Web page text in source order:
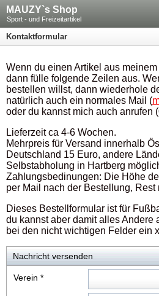
MAUZY`s Shop
Sport - und Freizeitartikel
Kontaktformular
Wenn du einen Artikel aus
dann fülle folgende Zeilen aus.
bestellen willst, dann wiederhole
natürlich auch ein normales Mail (
oder du kannst mich auch anrufen
Lieferzeit ca 4-6 Wochen.
Mehrpreis für Versand innerhalb
Deutschland 15 Euro, andere
Selbstabholung in Hartberg
Zahlungsbedinungen: Die Höhe
per Mail nach der Bestellung, Rest
Dieses Bestellformular ist für
du kannst aber damit alles Andere
bei den nicht wichtigen Felder ein
Nachricht versenden
Verein *